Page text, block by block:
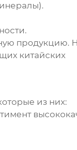
продукцию.
китайских
из них: